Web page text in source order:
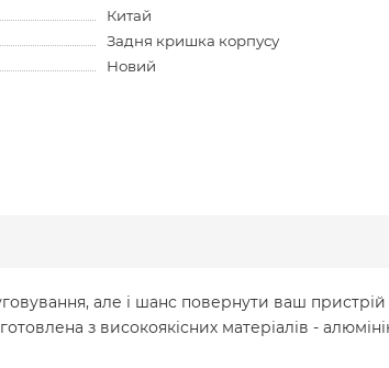
Китай
Задня кришка корпусу
Новий
але і шанс повернути ваш
з високоякісних матеріалів -